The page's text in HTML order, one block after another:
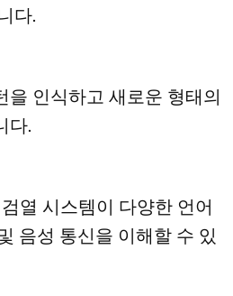
다.
을 인식하고 새로운 형태의
다.
열 시스템이 다양한 언어
음성 통신을 이해할 수 있